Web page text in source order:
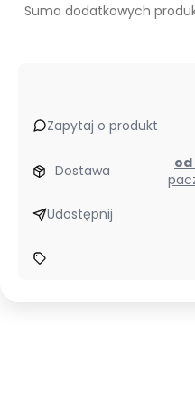
Suma dodatkowych
Zapytaj o produkt
Dostawa
Udostępnij